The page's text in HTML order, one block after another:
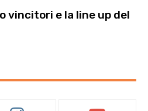
vincitori e la line up del